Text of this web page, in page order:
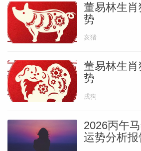
顺可共同进退，呈齐眉举
狗的朋友今年稍犯桃花运
好，夫妻间多沟通避免产生
者不但工作上能得到贵人赏
上也多能找到理想归宿，多
好信息体现。
健康运:健康平顺，并无大
董易林生
势
亥猪
董易林生
势
戌狗
2026丙午
运势分析报